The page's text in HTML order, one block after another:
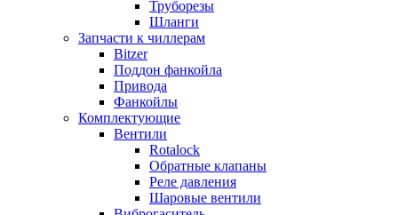
Труборезы
Шланги
Запчасти к чиллерам
Bitzer
Поддон фанкойла
Привода
Фанкойлы
Комплектующие
Вентили
Rotalock
Обратные клапаны
Реле давления
Шаровые вентили